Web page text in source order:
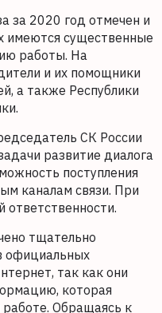
за 2020 год отмечен и
имеются существенные
работы. На
и их помощники
а также Республики
СК России
развитие диалога
поступления
каналам связи. При
тщательно
официальных
так как они
которая
Обращаясь к